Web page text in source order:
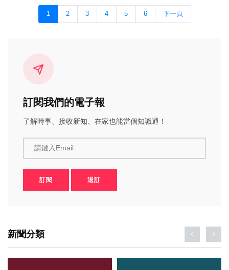
1 2 3 4 5 6 下一頁
訂閱我們的電子報
了解時事、接收新知、在家也能當個知識通！
請鍵入Email
訂閱 退訂
新聞分類